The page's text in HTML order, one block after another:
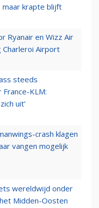
krapte blijft
Ryanair en Wizz Air
Airport
steeds
KLM:
uit’
crash klagen
vangen mogelijk
wereldwijd onder
Midden-Oosten